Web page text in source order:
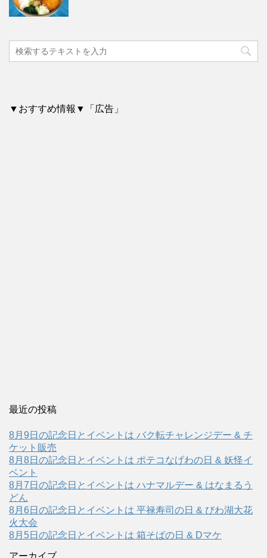
▼おすすめ情報▼「広告」
最近の投稿
8月9日の記念日とイベントは バク転チャレンジデー & チ
ケット販売
8月8日の記念日とイベントは ポテコなげわの日 & 妖怪イ
ベント
8月7日の記念日とイベントは ハナマルデー & はなまるう
どん
8月6日の記念日とイベントは 平禄寿司の日 & びわ湖大花
火大会
8月5日の記念日とイベントは 箱そばの日 & Dマケ
アーカイブ